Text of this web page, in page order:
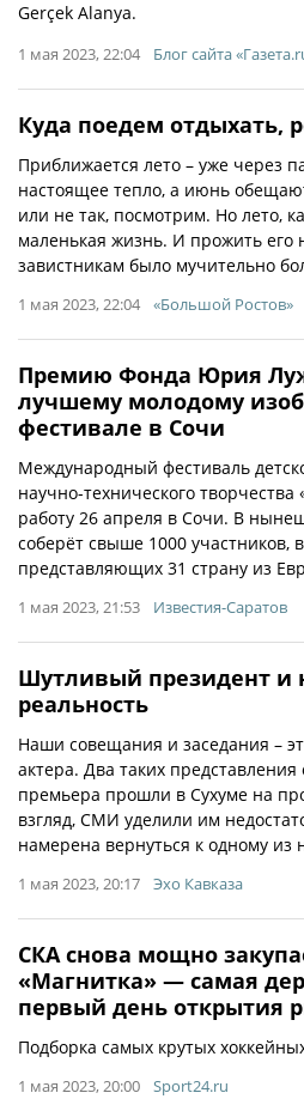
Gerçek Alanya.
1 мая 2023, 22:04 Блог сайта
Куда поедем отдыхать,
Приближается лето – уже через
настоящее тепло, а июнь
или не так, посмотрим. Но лето,
маленькая жизнь. И прожить его
завистникам было мучительно
1 мая 2023, 22:04 «Большой Ростов»
Премию Фонда Юрия
лучшему молодому
фестивале в Сочи
Международный фестиваль
научно-технического
работу 26 апреля в Сочи. В
соберёт свыше 1000 участников,
представляющих 31 страну из
1 мая 2023, 21:53 Известия-Саратов
Шутливый президент и
реальность
Наши совещания и заседания –
актера. Два таких
премьера прошли в Сухуме на
взгляд, СМИ уделили им
намерена вернуться к одному из
1 мая 2023, 20:17 Эхо Кавказа
СКА снова мощно
«Магнитка» — самая
первый день открытия
Подборка самых крутых
1 мая 2023, 20:00 Sport24.ru